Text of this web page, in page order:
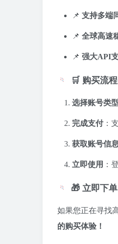
📌 支持多端
📌 全球高速
📌 强大API
🛒 购买流
选择账号类型
完成支付：
获取账号信息
立即使用 ：
🎁 立即下
如果您正在寻找
的购买体验！